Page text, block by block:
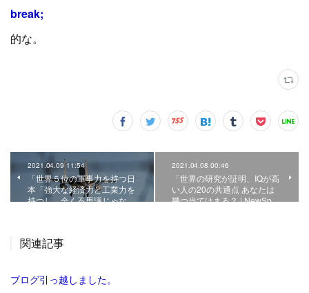
break;
的な。
2021.04.09 11:54
「世界５位の軍事力を持つ日
本「強大な経済力と工業力を
持つし、全く不思議じゃな…
2021.04.08 00:46
「世界の研究が証明、IQが高
い人の20の共通点 あなたは
幾つ当てはまる？ | NewSp…
関連記事
ブログ引っ越しました。